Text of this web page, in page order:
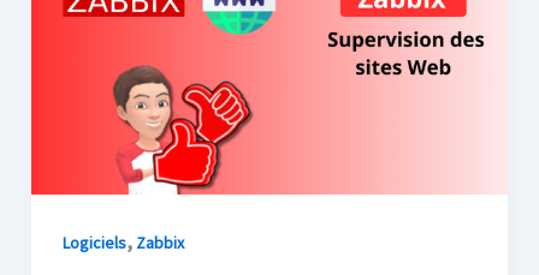
Logiciels, Zabbix